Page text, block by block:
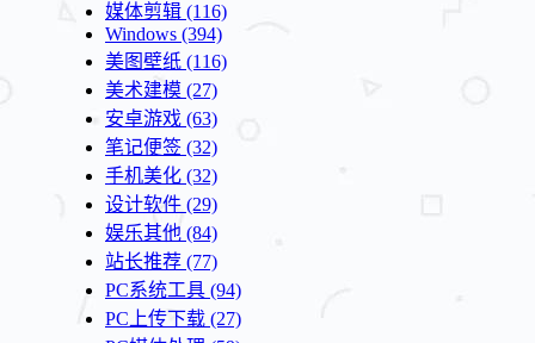
媒体剪辑 (116)
Windows (394)
美图壁纸 (116)
美术建模 (27)
安卓游戏 (63)
笔记便签 (32)
手机美化 (32)
设计软件 (29)
娱乐其他 (84)
站长推荐 (77)
PC系统工具 (94)
PC上传下载 (27)